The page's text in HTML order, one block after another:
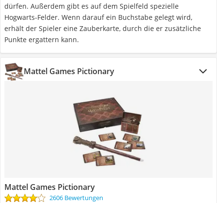
dürfen. Außerdem gibt es auf dem Spielfeld spezielle
Hogwarts-Felder. Wenn darauf ein Buchstabe gelegt wird,
erhält der Spieler eine Zauberkarte, durch die er zusätzliche
Punkte ergattern kann.
Mattel Games Pictionary
Mattel Games Pictionary
2606 Bewertungen